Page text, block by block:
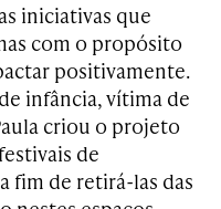
iniciativas que
com o propósito
positivamente.
infância, vítima de
criou o projeto
de
fim de retirá-las das